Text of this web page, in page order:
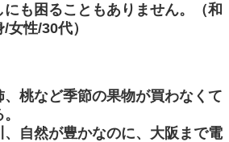
にも困ることもありません。（和
女性/30代）
、桃など季節の果物が買わなくて
、自然が豊かなのに、大阪まで電